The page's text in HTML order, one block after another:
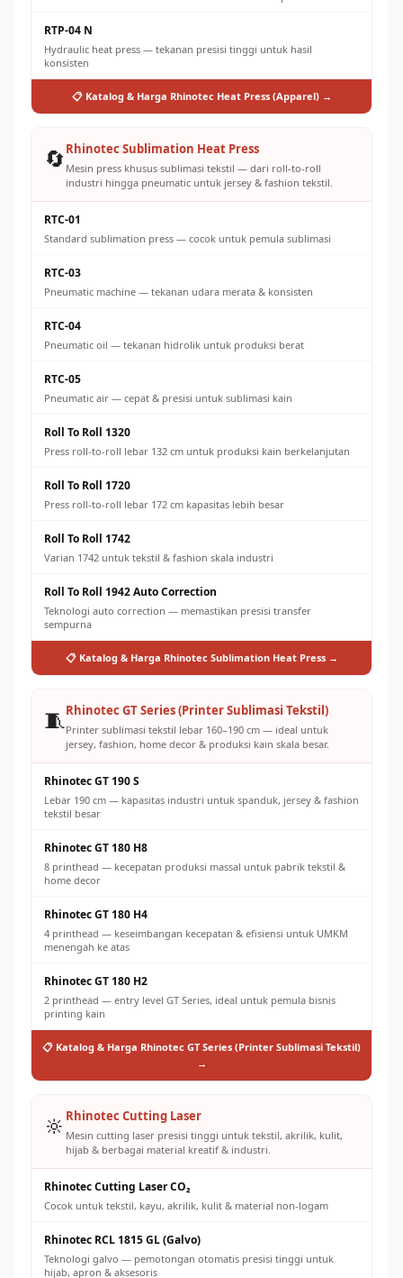
RTP-04 N
Hydraulic heat press — tekanan presisi tinggi untuk hasil
konsisten
📋 Katalog & Harga Rhinotec Heat Press (Apparel) →
🔄 Rhinotec Sublimation Heat Press
Mesin press khusus sublimasi tekstil — dari roll-to-roll
industri hingga pneumatic untuk jersey & fashion tekstil.
RTC-01
Standard sublimation press — cocok untuk pemula sublimasi
RTC-03
Pneumatic machine — tekanan udara merata & konsisten
RTC-04
Pneumatic oil — tekanan hidrolik untuk produksi berat
RTC-05
Pneumatic air — cepat & presisi untuk sublimasi kain
Roll To Roll 1320
Press roll-to-roll lebar 132 cm untuk produksi kain berkelanjutan
Roll To Roll 1720
Press roll-to-roll lebar 172 cm kapasitas lebih besar
Roll To Roll 1742
Varian 1742 untuk tekstil & fashion skala industri
Roll To Roll 1942 Auto Correction
Teknologi auto correction — memastikan presisi transfer
sempurna
📋 Katalog & Harga Rhinotec Sublimation Heat Press →
🧵Rhinotec GT Series (Printer Sublimasi Tekstil)
Printer sublimasi tekstil lebar 160–190 cm — ideal untuk
jersey, fashion, home decor & produksi kain skala besar.
Rhinotec GT 190 S
Lebar 190 cm — kapasitas industri untuk spanduk, jersey & fashion
tekstil besar
Rhinotec GT 180 H8
8 printhead — kecepatan produksi massal untuk pabrik tekstil &
home decor
Rhinotec GT 180 H4
4 printhead — keseimbangan kecepatan & efisiensi untuk UMKM
menengah ke atas
Rhinotec GT 180 H2
2 printhead — entry level GT Series, ideal untuk pemula bisnis
printing kain
📋 Katalog & Harga Rhinotec GT Series (Printer Sublimasi Tekstil)
→
🔆 Rhinotec Cutting Laser
Mesin cutting laser presisi tinggi untuk tekstil, akrilik, kulit,
hijab & berbagai material kreatif & industri.
Rhinotec Cutting Laser CO₂
Cocok untuk tekstil, kayu, akrilik, kulit & material non-logam
Rhinotec RCL 1815 GL (Galvo)
Teknologi galvo — pemotongan otomatis presisi tinggi untuk
hijab, apron & aksesoris